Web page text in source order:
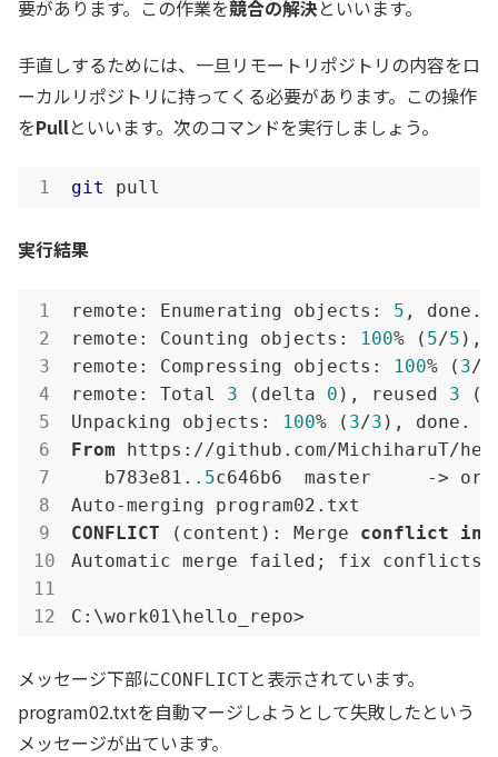
要があります。この作業を競合の解決といいます。
手直しするためには、一旦リモートリポジトリの内容をロ
ーカルリポジトリに持ってくる必要があります。この操作
をPullといいます。次のコマンドを実行しましょう。
git pull
実行結果
remote: Enumerating objects: 5 , done.
remote: Counting objects:
100% ( 5/5 ),
remote: Compressing objects:
100% ( 3/
remote: Total 3 (delta 0 ), reused 3
Unpacking objects:
100% ( 3/3
From https://github.com/MichiharuT/
   b783e81.
.5c646b6  master     ->
CONFLICT (content): Merge conflict in
Automatic merge failed; fix conflicts
C:\work01\hello_repo>
メッセージ下部にCONFLICTと表示されています。
program02.txtを自動マージしようとして失敗したという
メッセージが出ています。